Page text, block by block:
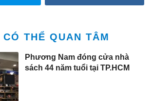
CÓ THỂ QUAN TÂM
Phương Nam đóng cửa nhà
sách 44 năm tuổi tại TP.HCM